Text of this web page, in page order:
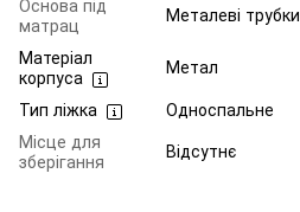
Основа під
матрац
Металеві трубки
Матеріал
корпуса
Метал
Тип ліжка
Односпальне
Місце для
зберігання
Відсутнє